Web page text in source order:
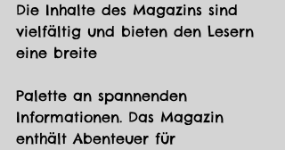
Die Inhalte des Magazins sind
vielfältig und bieten den Lesern
eine breite
Palette an spannenden
Informationen. Das Magazin
enthält Abenteuer für